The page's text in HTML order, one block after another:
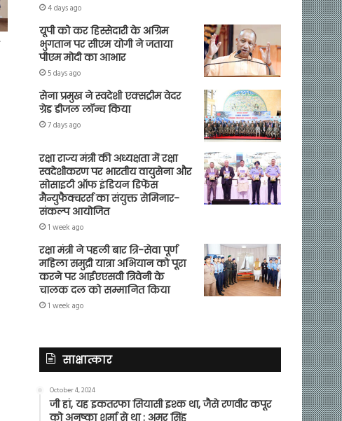
4 days ago
यूपी को कर हिस्सेदारी के अग्रिम
भुगतान पर सीएम योगी ने जताया
पीएम मोदी का आभार
5 days ago
सेना प्रमुख ने स्वदेशी एक्सट्रीम वेदर
ग्रेड डीजल लॉन्च किया
7 days ago
रक्षा राज्य मंत्री की अध्यक्षता में रक्षा
स्वदेशीकरण पर भारतीय वायुसेना और
सोसाइटी ऑफ इंडियन डिफेंस
मैन्युफैक्चरर्स का संयुक्त सेमिनार-
संकल्प आयोजित
1 week ago
रक्षा मंत्री ने पहली बार त्रि-सेवा पूर्ण
महिला समुद्री यात्रा अभियान को पूरा
करने पर आईएएसवी त्रिवेनी के
चालक दल को सम्मानित किया
1 week ago
साक्षात्कार
October 4, 2024
जी हां, यह इकतरफा सियासी इश्क था, जैसे रणवीर कपूर
को अनुष्का शर्मा से था : अमर सिंह